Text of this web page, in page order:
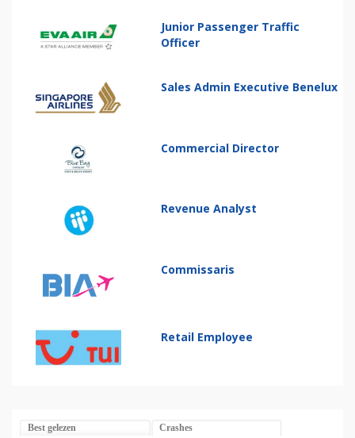
Junior Passenger Traffic
Officer
Sales Admin Executive Benelux
Commercial Director
Revenue Analyst
Commissaris
Retail Employee
Best gelezen Crashes